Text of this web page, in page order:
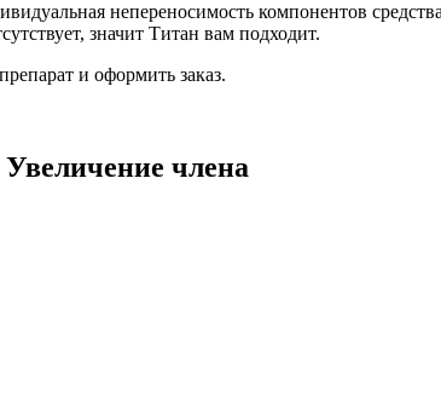
непереносимость компонентов
значит Титан вам подходит.
и оформить заказ.
члена